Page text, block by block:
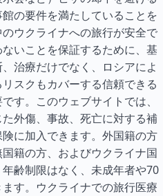
の要件を満たしていることを
ウクライナへの旅行が安全で
いことを保証するために、基
治療だけでなく、ロシアによ
スクもカバーする信頼できる
す。このウェブサイトでは、
外傷、事故、死亡に対する補
に加入できます。外国籍の方
国籍の方、およびウクライナ国
齢制限はなく、未成年者や70
す。ウクライナでの旅行医療